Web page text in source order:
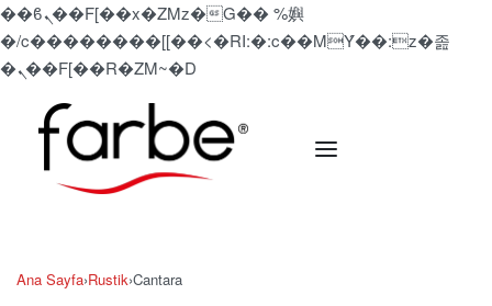
��ϐܢ��F[��x�ZMz�G�� %嬩
�/c��������[[��<�RI:�:c��MΎ��:z�졾
�ܢ��F[��R�ZM~�D
Ana Sayfa›Rustik›Cantara